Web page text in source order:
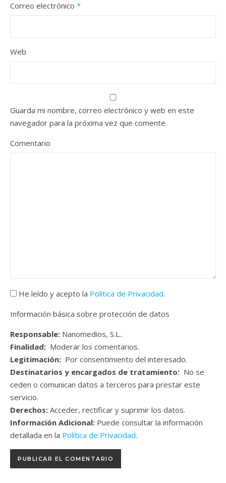
Correo electrónico *
Web
Guarda mi nombre, correo electrónico y web en este
navegador para la próxima vez que comente.
Comentario
He leído y acepto la Política de Privacidad.
Información básica sobre protección de datos
Responsable: Nanomedios, S.L..
Finalidad: Moderar los comentarios.
Legitimación: Por consentimiento del interesado.
Destinatarios y encargados de tratamiento: No se
ceden o comunican datos a terceros para prestar este
servicio.
Derechos: Acceder, rectificar y suprimir los datos.
Información Adicional: Puede consultar la información
detallada en la Política de Privacidad.